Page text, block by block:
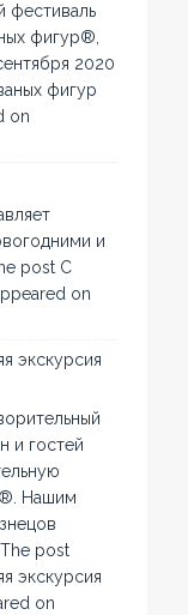
фестиваль
фигур®,
2020
фигур
on
и
post С
on
экскурсия
и гостей
Нашим
post
экскурсия
on